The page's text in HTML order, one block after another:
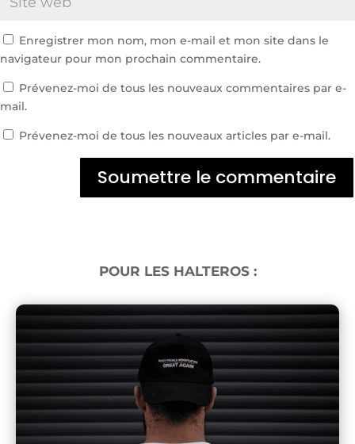
Enregistrer mon nom, mon e-mail et mon site dans le
navigateur pour mon prochain commentaire.
Prévenez-moi de tous les nouveaux commentaires par e-
mail.
Prévenez-moi de tous les nouveaux articles par e-mail.
Soumettre le commentaire
POUR LES HALTEROS :